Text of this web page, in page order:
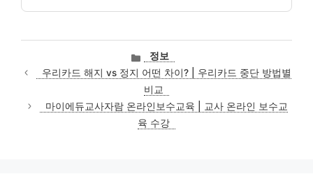
카
테
고
리
정보
우리카드 해지 vs 정지 어떤 차이? | 우리카드 중단 방법별
비교
마이에듀교사자람 온라인보수교육 | 교사 온라인 보수교
육 수강